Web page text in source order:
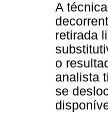
A
retirada
o
analista
se